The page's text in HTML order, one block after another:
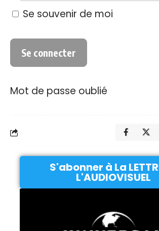
Se souvenir de moi
Mot de passe oublié
S'abonner à La
L'AUDIOVISUEL